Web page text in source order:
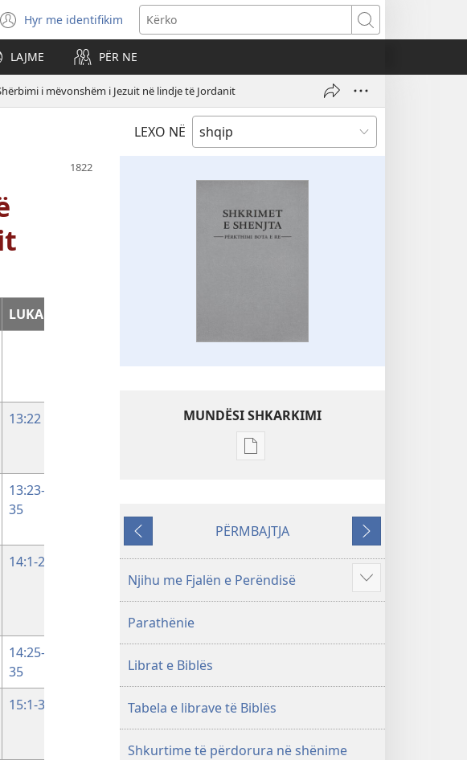
Hyr me identifikim
(hap
dritare
re)
Kërko
LAJME PËR NE
i mëvonshëm i Jezuit në lindje të Jordanit
LEXO NË
LUKA
13:22
13:23-
35
14:1-24
14:25-
35
15:1-32
MUNDËSI SHKARKIMI
Mundësitë
botimet
Shenjta
Bota
Re
(Botimi
i
rishikuar
Kthehu
PËRMBAJTJA
Tjetri
Njihu me Fjalën e Perëndisë
Shfaq
më
Parathënie
Librat e Biblës
Tabela e librave të Biblës
Shkurtime të përdorura në shënime